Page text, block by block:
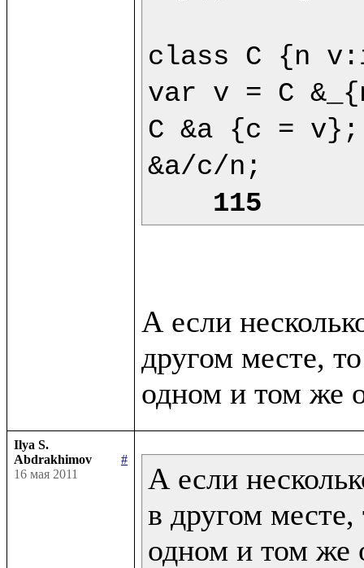
class C {n
var v = C
C &a {c = v};
&a/c/n;
115
А если
другом месте,
Ilya S.
Abdrakhimov
#
16 мая 2011
А если
в другом месте,
одном и том же